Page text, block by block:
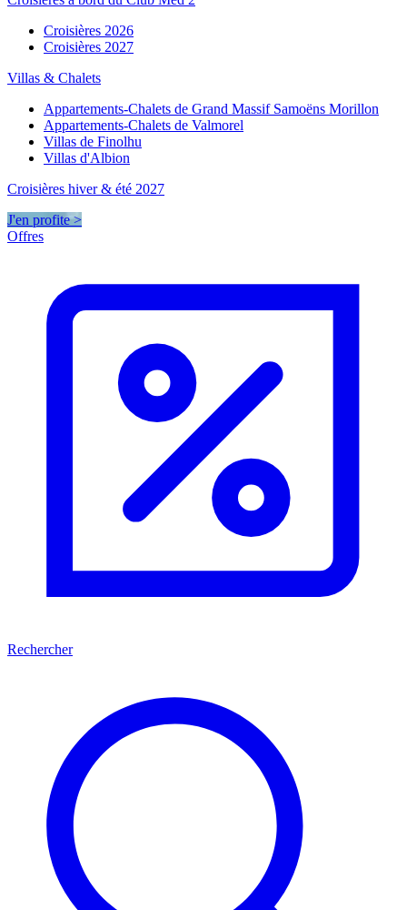
Croisières 2026
Croisières 2027
Villas & Chalets
Appartements-Chalets de Grand Massif Samoëns Morillon
Appartements-Chalets de Valmorel
Villas de Finolhu
Villas d'Albion
Croisières hiver & été 2027
J'en profite >
Offres
Rechercher